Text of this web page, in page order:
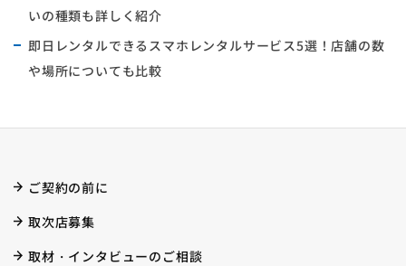
いの種類も詳しく紹介
即日レンタルできるスマホレンタルサービス5選！店舗の数
や場所についても比較
ご契約の前に
取次店募集
取材・インタビューのご相談